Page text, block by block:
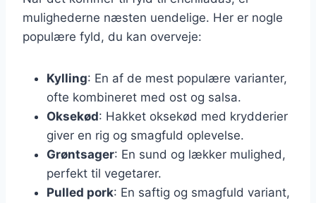
mulighederne næsten uendelige. Her er nogle
populære fyld, du kan overveje:
Kylling: En af de mest populære varianter,
ofte kombineret med ost og salsa.
Oksekød: Hakket oksekød med krydderier
giver en rig og smagfuld oplevelse.
Grøntsager: En sund og lækker mulighed,
perfekt til vegetarer.
Pulled pork: En saftig og smagfuld variant,